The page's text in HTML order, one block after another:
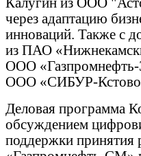
через адаптацию
инноваций. Также с
из ПАО
ООО «Газпромнефть-
ООО «СИБУР-
Деловая программа
обсуждением
поддержки